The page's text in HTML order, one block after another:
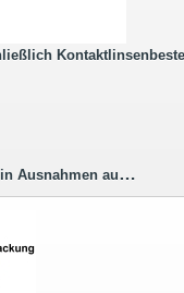
auch länger.